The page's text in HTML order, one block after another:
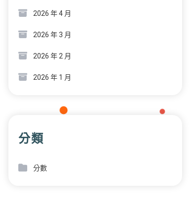
2026 年 4 月
2026 年 3 月
2026 年 2 月
2026 年 1 月
分類
分數